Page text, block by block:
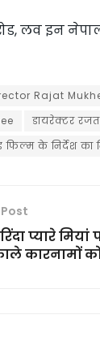
लव इन
Rajat
डायरेक्टर
फिल्म के निर्देश का
प्यारे
कारनामों